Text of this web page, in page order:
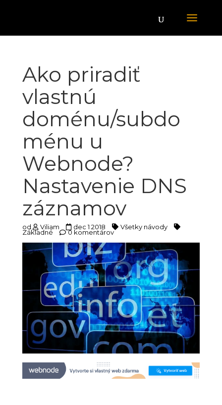
Ako priradiť
vlastnú
doménu/subdo
ménu u
Webnode?
Nastavenie DNS
záznamov
od Viliam dec 1 2018 Všetky návody
Základné 0 komentárov